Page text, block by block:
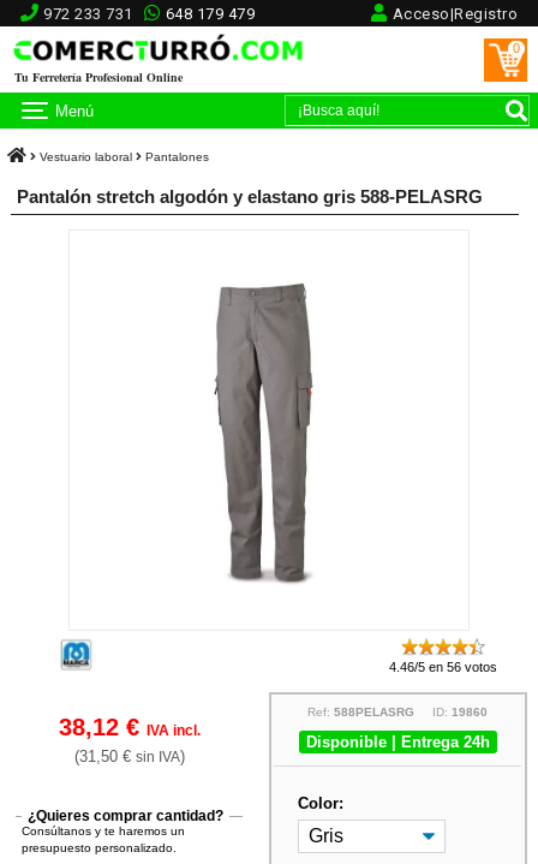
972 233 731 648 179 479 Acceso|Registro
Tu Ferretería Profesional Online
0
Menú
Vestuario laboral Pantalones
Pantalón stretch algodón y elastano gris 588-PELASRG
4.46/5 en 56 votos
38,12 € IVA incl.
(31,50 € sin IVA)
¿Quieres comprar cantidad?
Consúltanos y te haremos un
presupuesto personalizado.
Ref:588PELASRG ID:19860
Disponible | Entrega 24h
Color: